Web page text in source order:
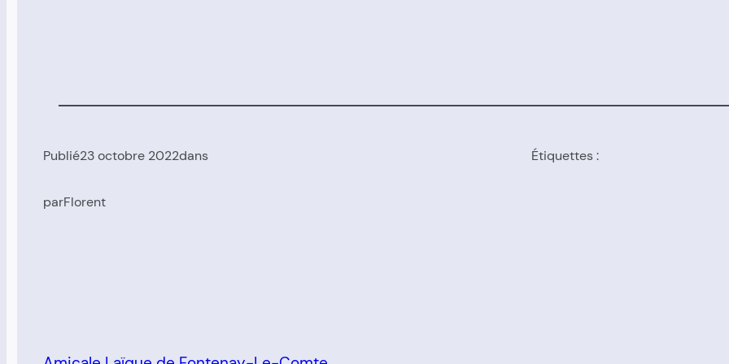
Publié23 octobre 2022dans
parFlorent
Étiquettes :